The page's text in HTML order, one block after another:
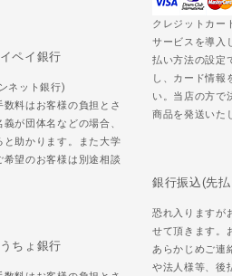
クレジットカー
サービスを導入
払い方法の設定
し、カード情報
い。当店の方で
商品を発送いた
ペイ銀行
ネット銀行)
料はお客様の負担とさ
が団体名などの場合、
助かります。また大学
望のお客様は別途相談
銀行振込(先
恐れ入りますが
せて頂きます。
あらかじめご連
や法人様等、後
ちょ銀行